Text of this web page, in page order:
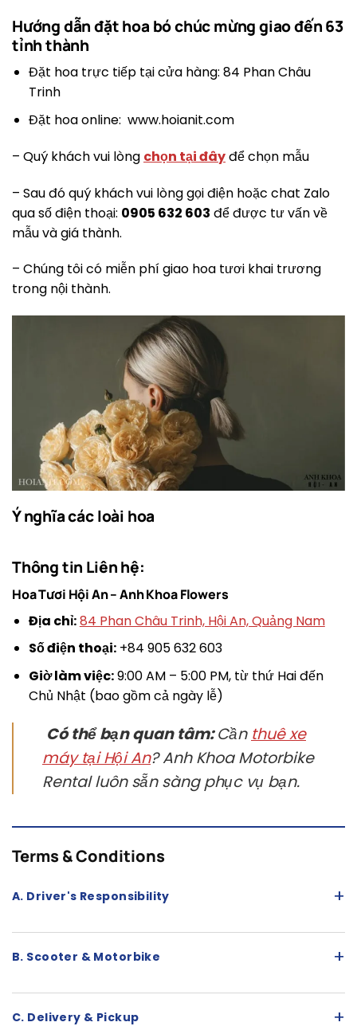
Hướng dẫn đặt hoa bó chúc mừng giao đến 63
tỉnh thành
Đặt hoa trực tiếp tại cửa hàng: 84 Phan Châu
Trinh
Đặt hoa online: www.hoianit.com
– Quý khách vui lòng chọn tại đâyđể chọn mẫu
– Sau đó quý khách vui lòng gọi điện hoặc chat Zalo
qua số điện thoại: 0905 632 603 để được tư vấn về
mẫu và giá thành.
– Chúng tôi có miễn phí giao hoa tươi khai trương
trong nội thành.
Ý nghĩa các loài hoa
Thông tin Liên hệ:
Hoa Tươi Hội An – Anh Khoa Flowers
Địa chỉ:84 Phan Châu Trinh, Hội An, Quảng Nam
Số điện thoại:+84 905 632 603
Giờ làm việc:9:00 AM – 5:00 PM, từ thứ Hai đến
Chủ Nhật (bao gồm cả ngày lễ)
Có thể bạn quan tâm:Cần thuê xe
máy tại Hội An? Anh Khoa Motorbike
Rental luôn sẵn sàng phục vụ bạn.
Terms & Conditions
A. Driver's Responsibility +
B. Scooter & Motorbike +
C. Delivery & Pickup +